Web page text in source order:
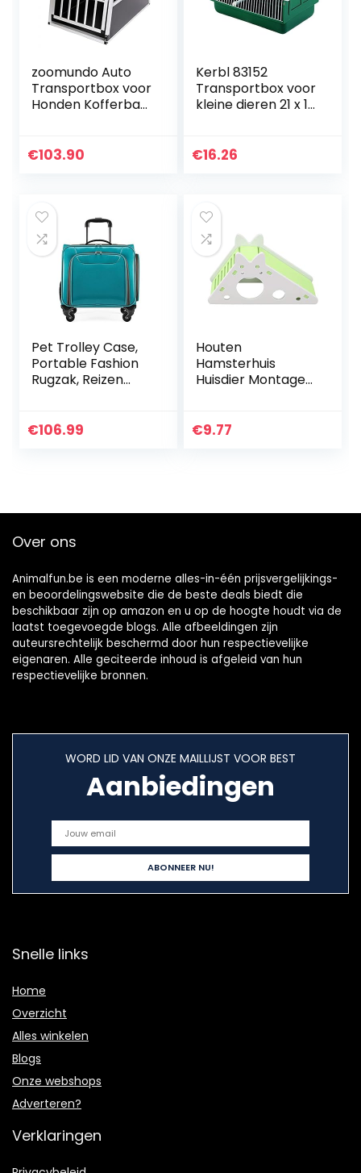
zoomundo Auto
Transportbox voor
Honden Kofferbak
Deuren Premium
€103.90
Kerbl 83152
Transportbox voor
kleine dieren 21 x 15
€16.26
Pet Trolley Case,
Portable Fashion
Rugzak, Reizen
Ademend,
€106.99
Houten
Hamsterhuis
Huisdier Montage
Oefening
€9.77
Over ons
Animalfun.be is een moderne alles-in-één prijsvergelijkings-
en beoordelingswebsite die de beste deals biedt die
beschikbaar zijn op amazon en u op de hoogte houdt via de
laatst toegevoegde blogs. Alle afbeeldingen zijn
auteursrechtelijk beschermd door hun respectievelijke
eigenaren. Alle geciteerde inhoud is afgeleid van hun
respectievelijke bronnen.
WORD LID VAN ONZE MAILLIJST VOOR BEST
Aanbiedingen
Snelle links
Home
Overzicht
Alles winkelen
Blogs
Onze webshops
Adverteren?
Verklaringen